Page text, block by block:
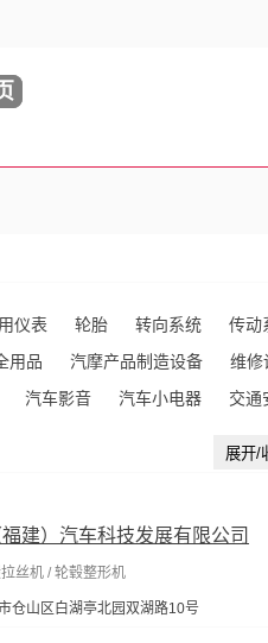
仪表 轮胎 转向系统
传动
用品 汽摩产品制造设备
维修
汽车影音 汽车小电器
交通
展开/
建）汽车科技发展有限公司
丝机 / 轮毂整形机
仓山区白湖亭北园双湖路10号